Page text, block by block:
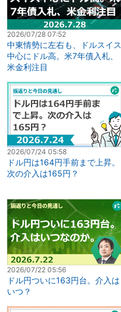
2026/07/28 07:52
中東情勢に左右も、ドルスイス
中心にドル高。米7年債入札、
米金利注目
2026/07/24 05:58
ドル円は164円手前まで上昇。
次の介入は165円？
2026/07/22 05:56
ドル円ついに163円台。介入は
いつ？